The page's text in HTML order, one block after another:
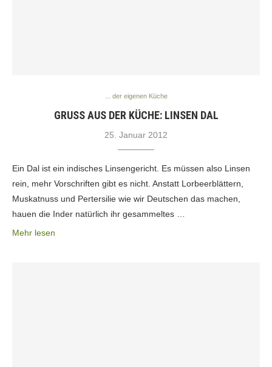
... der eigenen Küche
GRUSS AUS DER KÜCHE: LINSEN DAL
25. Januar 2012
Ein Dal ist ein indisches Linsengericht. Es müssen also Linsen
rein, mehr Vorschriften gibt es nicht. Anstatt Lorbeerblättern,
Muskatnuss und Pertersilie wie wir Deutschen das machen,
hauen die Inder natürlich ihr gesammeltes …
Mehr lesen